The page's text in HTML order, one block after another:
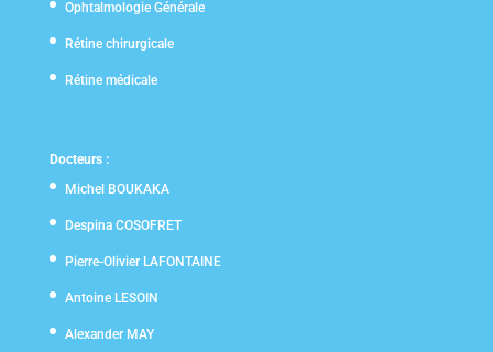
Ophtalmologie Générale
Rétine chirurgicale
Rétine médicale
Docteurs :
Michel BOUKAKA
Despina COSOFRET
Pierre-Olivier LAFONTAINE
Antoine LESOIN
Alexander MAY